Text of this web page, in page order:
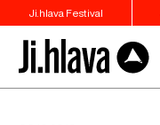
Ji.hlava Festival